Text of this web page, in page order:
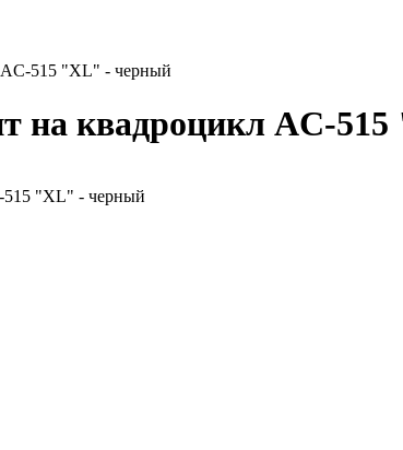
AC-515 "XL" - черный
на квадроцикл AC-